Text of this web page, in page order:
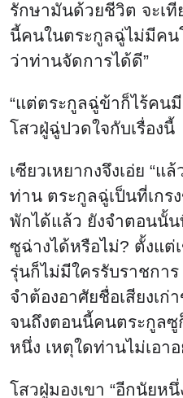
รักษามันด้วยชีวิต จะเที
นี้คนในตระกูลฉู่ไม่มีคน
ว่าท่านจัดการได้ดี”
“แต่ตระกูลฉู่ข้าก็ไร้คน
โสวฝู่ฉู่ปวดใจกับเรื่องนี้
เซียวเหยากงจึงเอ่ย “แ
ท่าน ตระกูลฉู่เป็นที่เก
พักได้แล้ว ยังจำตอนนั้
ซูฉ่างได้หรือไม่? ตั้งแต่
รุ่นก็ไม่มีใครรับราชกา
จำต้องอาศัยชื่อเสียงเ
จนถึงตอนนี้คนตระกูลซู
หนึ่ง เหตุใดท่านไม่เอา
โสวฝู่มองเขา “อีกนัยห